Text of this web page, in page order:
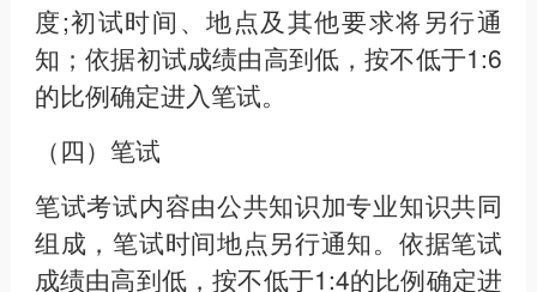
度;初试时间、地点及其他要求将另行通
知；依据初试成绩由高到低，按不低于1:6
的比例确定进入笔试。
（四）笔试
笔试考试内容由公共知识加专业知识共同
组成，笔试时间地点另行通知。依据笔试
成绩由高到低，按不低于1:4的比例确定进